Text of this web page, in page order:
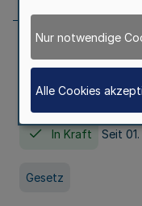
Gesetz über
Nordrhein-
HG)
In Kraft Seit
Gesetz
Nur notwendige
Alle Cookies